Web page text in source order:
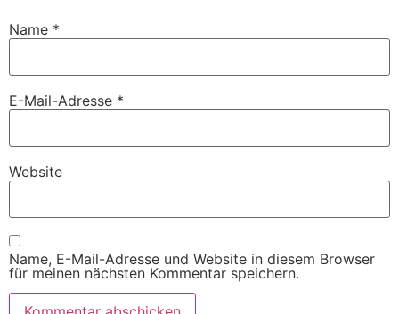
Name *
E-Mail-Adresse *
Website
Name, E-Mail-Adresse und Website in diesem Browser
für meinen nächsten Kommentar speichern.